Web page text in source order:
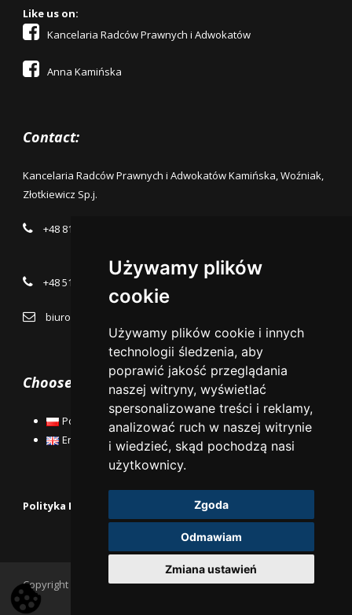
Używamy plików
cookie
Używamy plików cookie i innych
technologii śledzenia, aby
poprawić jakość przeglądania
naszej witryny, wyświetlać
spersonalizowane treści i reklamy,
analizować ruch w naszej witrynie
i wiedzieć, skąd pochodzą nasi
użytkownicy.
Zgoda
Odmawiam
Zmiana ustawień
Like us on:
Kancelaria Radców Prawnych i Adwokatów
Anna Kamińska
Contact:
Kancelaria Radców Prawnych i Adwokatów Kamińska, Woźniak,
Złotkiewicz Sp.j.
+48 81 4431333
+48 515 136 394
biuro@kancelaria.lublin.pl
Choose Language:
Polski
English
Polityka Prywatności
Copyright KRPiA 2018 Wszystkie prawa zastrzeżone